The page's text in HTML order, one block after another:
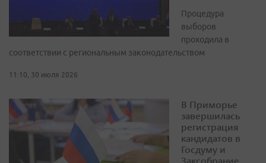
Процедура
выборов
проходила в
соответствии с региональным законодательством
11:10, 30 июля 2026
В Приморье
завершилась
регистрация
кандидатов в
Госдуму и